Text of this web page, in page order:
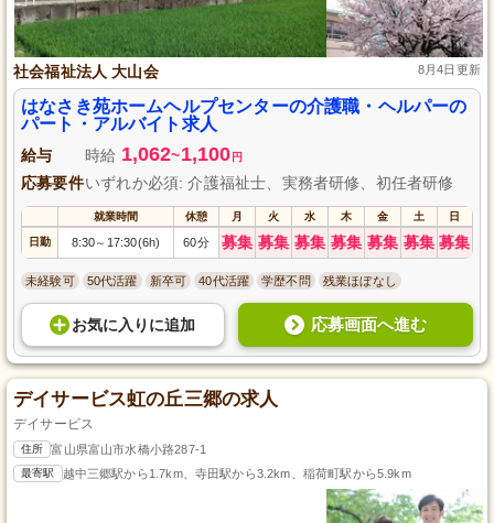
社会福祉法人 大山会 8月4日更新
はなさき苑ホームヘルプセンターの介護職・ヘルパーの
パート・アルバイト求人
給与 時給 1,062~1,100 円
応募要件いずれか必須: 介護福祉士、実務者研修、初任者研修
就業時間 休憩 月 火 水 木 金 土 日
日勤 8:30～ 17:30(6h) 60分 募集 募集 募集 募集 募集 募集 募集
未経験可 50代活躍 新卒可 40代活躍 学歴不問 残業ほぼなし
お気に入り に追加 応募画面へ進む
デイサービス虹の丘三郷の求人
デイサービス
住所 富山県富山市水橋小路287-1
最寄駅 越中三郷駅から1.7km、寺田駅から3.2km、稲荷町駅から5.9km